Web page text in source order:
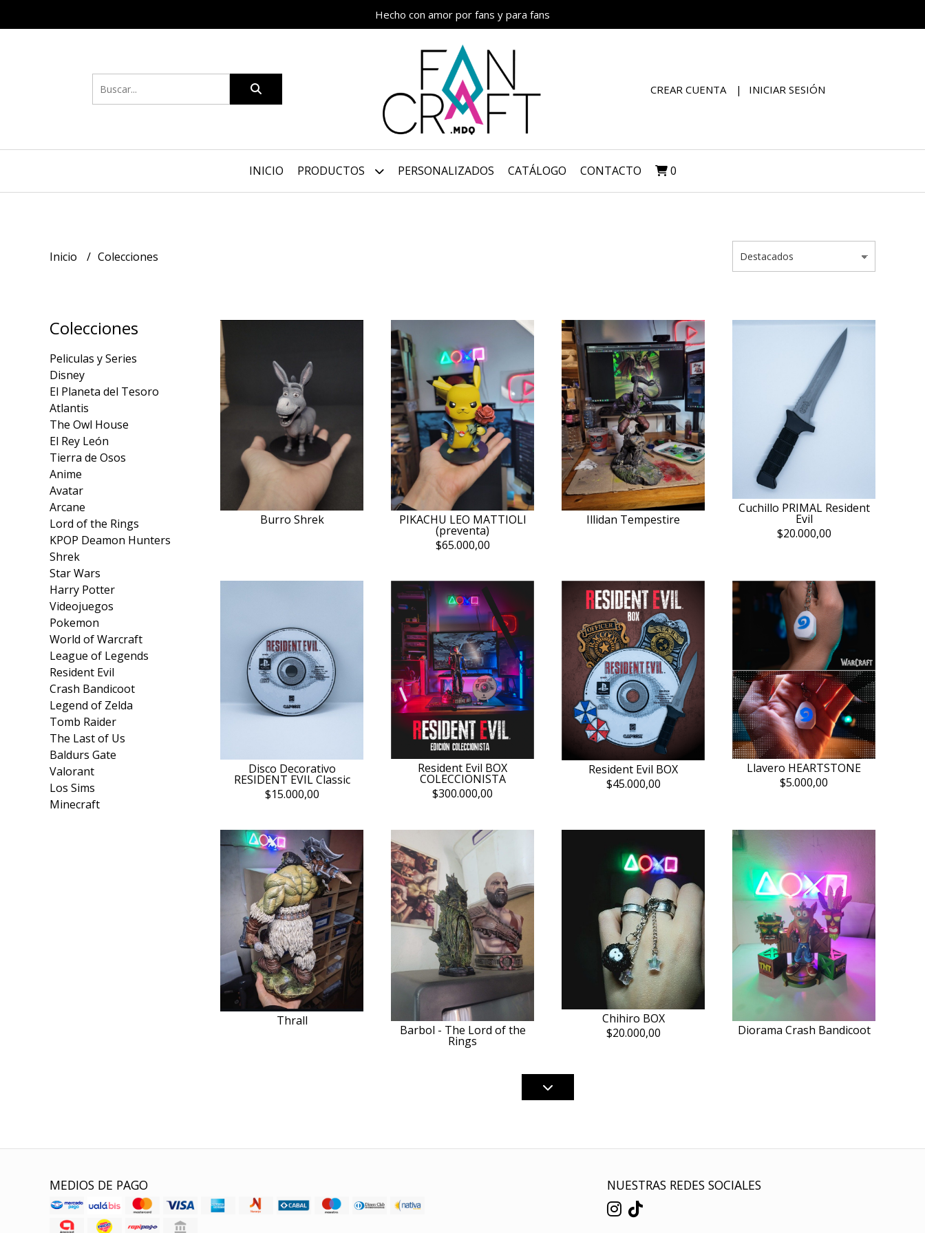
Hecho con amor por fans y para fans
CREAR CUENTA INICIAR SESIÓN
INICIO PRODUCTOS PERSONALIZADOS CATÁLOGO CONTACTO 0
Inicio Colecciones
Colecciones
Peliculas y Series
Disney
El Planeta del Tesoro
Atlantis
The Owl House
El Rey León
Tierra de Osos
Anime
Avatar
Arcane
Lord of the Rings
KPOP Deamon Hunters
Shrek
Star Wars
Harry Potter
Videojuegos
Pokemon
World of Warcraft
League of Legends
Resident Evil
Crash Bandicoot
Legend of Zelda
Tomb Raider
The Last of Us
Baldurs Gate
Valorant
Los Sims
Minecraft
Burro Shrek PIKACHU LEO MATTIOLI
(preventa)
$65.000,00
Illidan Tempestire
Cuchillo PRIMAL Resident
Evil
$20.000,00
Disco Decorativo
RESIDENT EVIL Classic
$15.000,00
Resident Evil BOX
COLECCIONISTA
$300.000,00
Resident Evil BOX
$45.000,00
Llavero HEARTSTONE
$5.000,00
Thrall
Barbol - The Lord of the
Rings
Chihiro BOX
$20.000,00
Diorama Crash Bandicoot
MEDIOS DE PAGO NUESTRAS REDES SOCIALES